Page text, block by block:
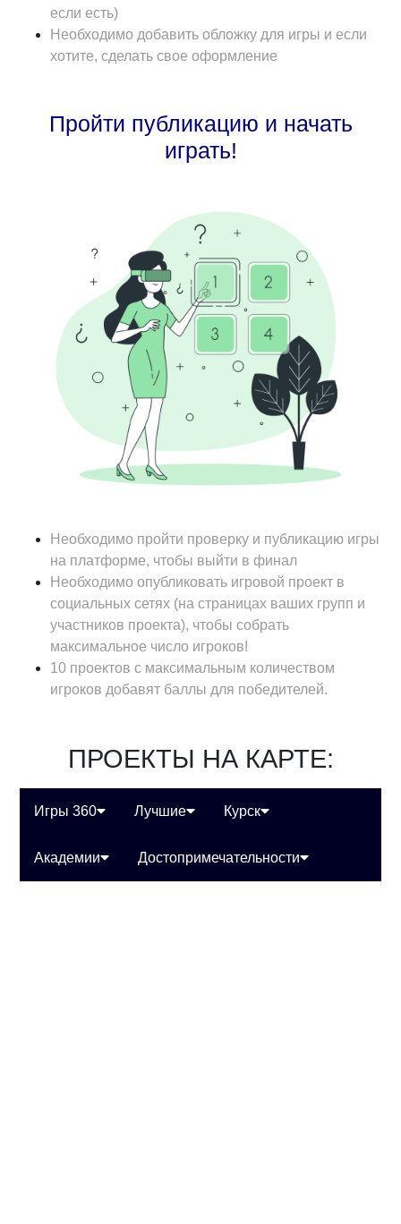
если есть)
Необходимо добавить обложку для игры и если
хотите, сделать свое оформление
Пройти публикацию и начать
играть!
Необходимо пройти проверку и публикацию игры
на платформе, чтобы выйти в финал
Необходимо опубликовать игровой проект в
социальных сетях (на страницах ваших групп и
участников проекта), чтобы собрать
максимальное число игроков!
10 проектов с максимальным количеством
игроков добавят баллы для победителей.
ПРОЕКТЫ НА КАРТЕ:
Игры 360 Лучшие Курск
Академии Достопримечательности